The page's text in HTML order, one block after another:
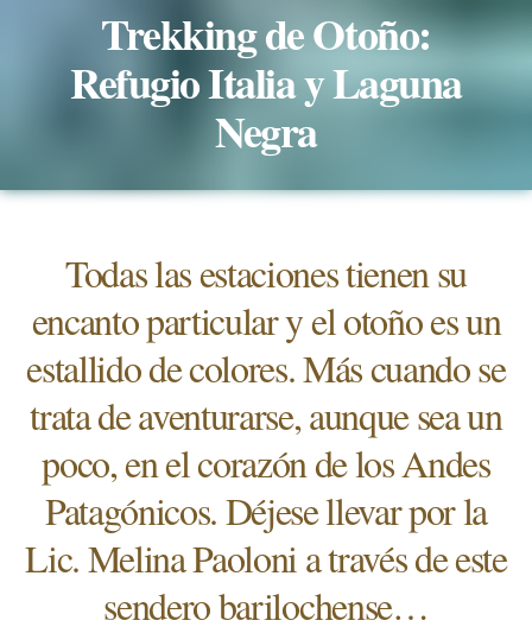
Trekking de Otoño:
Refugio Italia y Laguna
Negra
Todas las estaciones tienen su
encanto particular y el otoño es un
estallido de colores. Más cuando se
trata de aventurarse, aunque sea un
poco, en el corazón de los Andes
Patagónicos. Déjese llevar por la
Lic. Melina Paoloni a través de este
sendero barilochense…